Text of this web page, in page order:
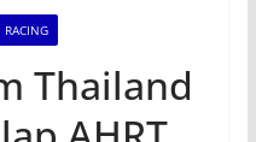
RACING
Thailand